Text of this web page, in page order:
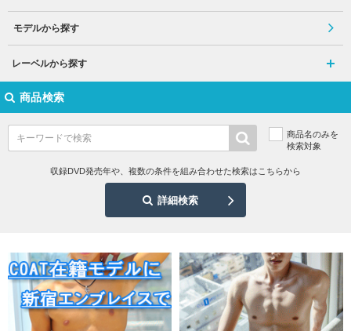
モデルから探す
レーベルから探す
商品検索
商品名のみを
検索対象
収録DVD発売年や、複数の条件を組み合わせた検索はこちらから
詳細検索